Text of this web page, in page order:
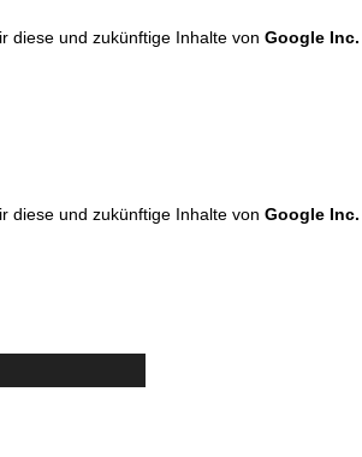
diese und zukünftige Inhalte von Google Inc.
diese und zukünftige Inhalte von Google Inc.